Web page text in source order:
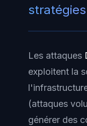
Les attaques
exploitent la
(attaques
générer des